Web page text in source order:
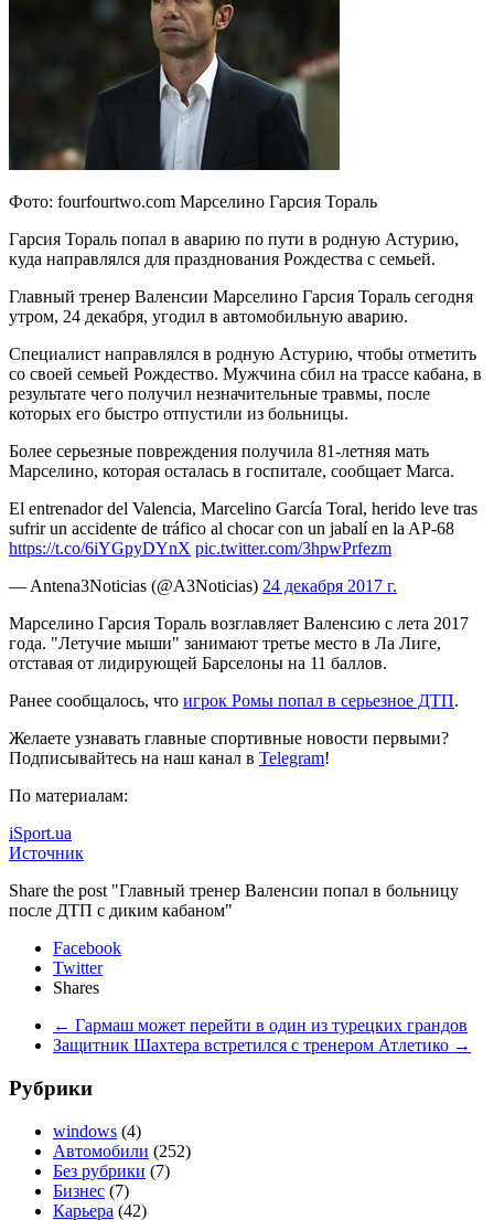
Фото: fourfourtwo.com Марселино Гарсия Тораль
Гарсия Тораль попал в аварию по пути в родную Астурию,
куда направлялся для празднования Рождества с семьей.
Главный тренер Валенсии Марселино Гарсия Тораль сегодня
утром, 24 декабря, угодил в автомобильную аварию.
Специалист направлялся в родную Астурию, чтобы отметить
со своей семьей Рождество. Мужчина сбил на трассе кабана, в
результате чего получил незначительные травмы, после
которых его быстро отпустили из больницы.
Более серьезные повреждения получила 81-летняя мать
Марселино, которая осталась в госпитале, сообщает Marca.
El entrenador del Valencia, Marcelino García Toral, herido leve tras
sufrir un accidente de tráfico al chocar con un jabalí en la AP-68
https://t.co/6iYGpyDYnX pic.twitter.com/3hpwPrfezm
— Antena3Noticias (@A3Noticias) 24 декабря 2017 г.
Марселино Гарсия Тораль возглавляет Валенсию с лета 2017
года. "Летучие мыши" занимают третье место в Ла Лиге,
отставая от лидирующей Барселоны на 11 баллов.
Ранее сообщалось, что игрок Ромы попал в серьезное ДТП.
Желаете узнавать главные спортивные новости первыми?
Подписывайтесь на наш канал в Telegram!
По материалам:
iSport.ua
Источник
Share the post "Главный тренер Валенсии попал в больницу
после ДТП с диким кабаном"
Facebook
Twitter
Shares
← Гармаш может перейти в один из турецких грандов
Защитник Шахтера встретился с тренером Атлетико →
Рубрики
windows (4)
Автомобили (252)
Без рубрики (7)
Бизнес (7)
Карьера (42)